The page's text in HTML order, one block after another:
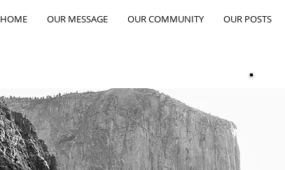
HOME OUR MESSAGE OUR COMMUNITY OUR POSTS